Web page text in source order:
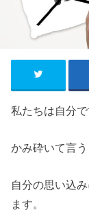
私たちは自分
かみ砕いて言
自分の思い込
ます。